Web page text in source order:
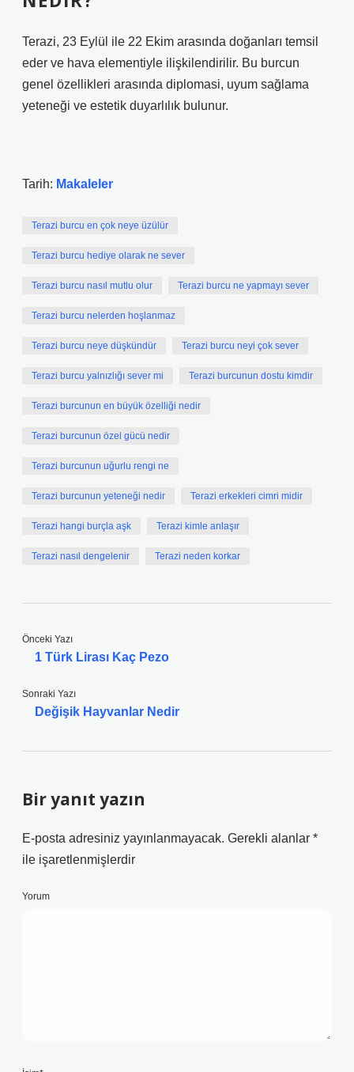
Terazi, 23 Eylül ile 22 Ekim arasında doğanları temsil
eder ve hava elementiyle ilişkilendirilir. Bu burcun
genel özellikleri arasında diplomasi, uyum sağlama
yeteneği ve estetik duyarlılık bulunur.
Tarih: Makaleler
Terazi burcu en çok neye üzülür
Terazi burcu hediye olarak ne sever
Terazi burcu nasıl mutlu olur Terazi burcu ne yapmayı sever
Terazi burcu nelerden hoşlanmaz
Terazi burcu neye düşkündür Terazi burcu neyi çok sever
Terazi burcu yalnızlığı sever mi Terazi burcunun dostu kimdir
Terazi burcunun en büyük özelliği nedir
Terazi burcunun özel gücü nedir
Terazi burcunun uğurlu rengi ne
Terazi burcunun yeteneği nedir Terazi erkekleri cimri midir
Terazi hangi burçla aşk Terazi kimle anlaşır
Terazi nasıl dengelenir Terazi neden korkar
Önceki Yazı
1 Türk Lirası Kaç Pezo
Sonraki Yazı
Değişik Hayvanlar Nedir
Bir yanıt yazın
E-posta adresiniz yayınlanmayacak. Gerekli alanlar *
ile işaretlenmişlerdir
Yorum